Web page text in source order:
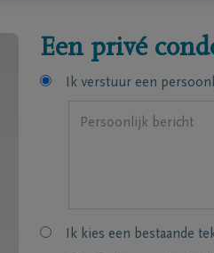
Een privé
Ik verstuur een
Ik kies een bestaande